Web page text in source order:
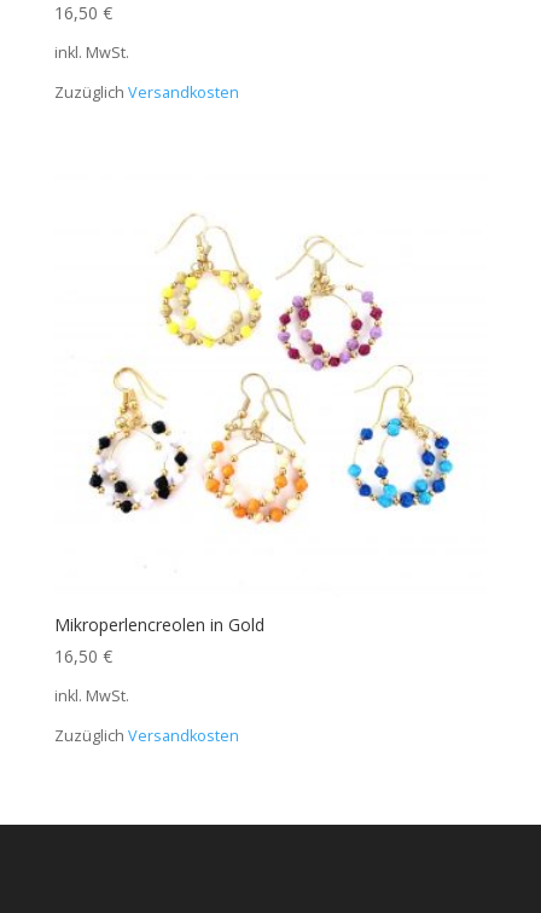
16,50 €
inkl. MwSt.
Zuzüglich Versandkosten
Mikroperlencreolen in Gold
16,50 €
inkl. MwSt.
Zuzüglich Versandkosten